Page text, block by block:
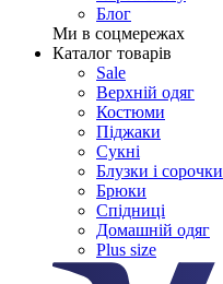
Блог
Ми в соцмережах
Каталог товарів
Sale
Верхній одяг
Костюми
Піджаки
Сукні
Блузки і сорочки
Брюки
Спідниці
Домашній одяг
Plus size